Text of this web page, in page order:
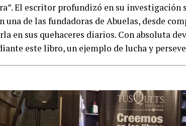
El escritor profundizó en su investigación
una de las fundadoras de Abuelas, desde
en sus quehaceres diarios. Con absoluta
este libro, un ejemplo de lucha y